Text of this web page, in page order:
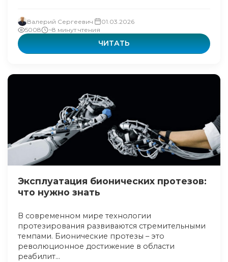
Валерий Сергеевич
01.03.2026
5008
~8 минут чтения
ЧИТАТЬ
Эксплуатация бионических протезов:
что нужно знать
В современном мире технологии
протезирования развиваются стремительными
темпами. Бионические протезы – это
революционное достижение в области
реабилит...